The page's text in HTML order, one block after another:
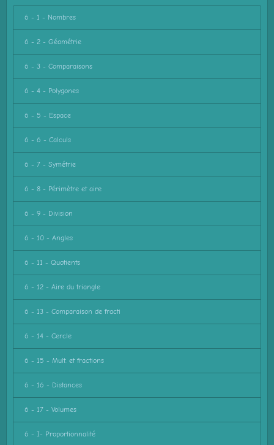
6 - 1 - Nombres
6 - 2 - Géométrie
6 - 3 - Comparaisons
6 - 4 - Polygones
6 - 5 - Espace
6 - 6 - Calculs
6 - 7 - Symétrie
6 - 8 - Périmètre et aire
6 - 9 - Division
6 - 10 - Angles
6 - 11 - Quotients
6 - 12 - Aire du triangle
6 - 13 - Comparaison de fracti
6 - 14 - Cercle
6 - 15 - Mult. et fractions
6 - 16 - Distances
6 - 17 - Volumes
6 - I- Proportionnalité